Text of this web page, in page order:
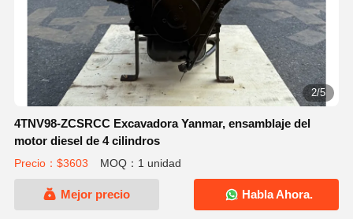
2/5
4TNV98-ZCSRCC Excavadora Yanmar, ensamblaje del
motor diesel de 4 cilindros
Precio：$3603 MOQ：1 unidad
Mejor precio Habla Ahora.